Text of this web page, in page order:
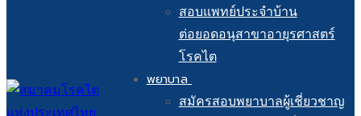
สอบแพทย์ประจำบ้าน
ต่อยอดอนุสาขาอายุรศาสตร์
โรคไต
พยาบาล
สมัครสอบพยาบาลผู้เชี่ยวชาญ